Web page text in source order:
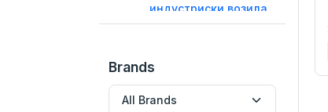
индустриски возила
Акумулатори За
Полначи за Акумулатори и
Масла и Течности
Brands